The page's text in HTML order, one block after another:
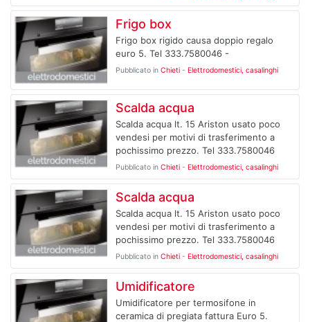
Frigo box
Frigo box rigido causa doppio regalo
euro 5. Tel 333.7580046 -
Pubblicato in Chieti- Elettrodomestici, casalinghi
Scalda acqua
Scalda acqua lt. 15 Ariston usato poco
vendesi per motivi di trasferimento a
pochissimo prezzo. Tel 333.7580046
Pubblicato in Chieti- Elettrodomestici, casalinghi
Scalda acqua
Scalda acqua lt. 15 Ariston usato poco
vendesi per motivi di trasferimento a
pochissimo prezzo. Tel 333.7580046
Pubblicato in Chieti- Elettrodomestici, casalinghi
Umidificatore
Umidificatore per termosifone in
ceramica di pregiata fattura Euro 5.